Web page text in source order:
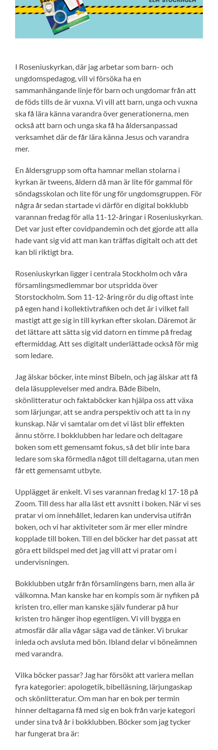
I Roseniuskyrkan, där jag arbetar som barn- och
ungdomspedagog, vill vi försöka ha en
sammanhängande linje för barn och ungdomar från att
de föds tills de är vuxna. Vi vill att barn, unga och vuxna
ska få lära känna varandra över generationerna, men
också att barn och unga ska få ha åldersanpassad
verksamhet där de får lära känna Jesus och varandra
mer.
En åldersgrupp som ofta hamnar mellan stolarna i
kyrkan är tweens, åldern då man är lite för gammal för
söndagsskolan och lite för ung för ungdomsgruppen. För
några år sedan startade vi därför en digital bokklubb
varannan fredag för alla 11-12-åringar i Roseniuskyrkan.
Det var just efter covidpandemin och det gjorde att alla
hade vant sig vid att man kan träffas digitalt och att det
kan bli riktigt bra.
Roseniuskyrkan ligger i centrala Stockholm och våra
församlingsmedlemmar bor utspridda över
Storstockholm. Som 11-12-åring rör du dig oftast inte
på egen hand i kollektivtrafiken och det är i vilket fall
mastigt att ge sig in till kyrkan efter skolan. Däremot är
det lättare att sätta sig vid datorn en timme på fredag
eftermiddag. Att ses digitalt underlättade också för mig
som ledare.
Jag älskar böcker, inte minst Bibeln, och jag älskar att få
dela läsupplevelser med andra. Både Bibeln,
skönlitteratur och faktaböcker kan hjälpa oss att växa
som lärjungar, att se andra perspektiv och att ta in ny
kunskap. När vi samtalar om det vi läst blir effekten
ännu större. I bokklubben har ledare och deltagare
boken som ett gemensamt fokus, så det blir inte bara
ledare som ska förmedla något till deltagarna, utan men
får ett gemensamt utbyte.
Upplägget är enkelt. Vi ses varannan fredag kl 17-18 på
Zoom. Till dess har alla läst ett avsnitt i boken. När vi ses
pratar vi om innehållet, ledaren kan undervisa utifrån
boken, och vi har aktiviteter som är mer eller mindre
kopplade till boken. Till en del böcker har det passat att
göra ett bildspel med det jag vill att vi pratar om i
undervisningen.
Bokklubben utgår från församlingens barn, men alla är
välkomna. Man kanske har en kompis som är nyfiken på
kristen tro, eller man kanske själv funderar på hur
kristen tro hänger ihop egentligen. Vi vill bygga en
atmosfär där alla vågar säga vad de tänker. Vi brukar
inleda och avsluta med bön. Ibland delar vi böneämnen
med varandra.
Vilka böcker passar? Jag har försökt att variera mellan
fyra kategorier: apologetik, bibelläsning, lärjungaskap
och skönlitteratur. Om man har en bok per termin
hinner deltagarna få med sig en bok från varje kategori
under sina två år i bokklubben. Böcker som jag tycker
har fungerat bra är: